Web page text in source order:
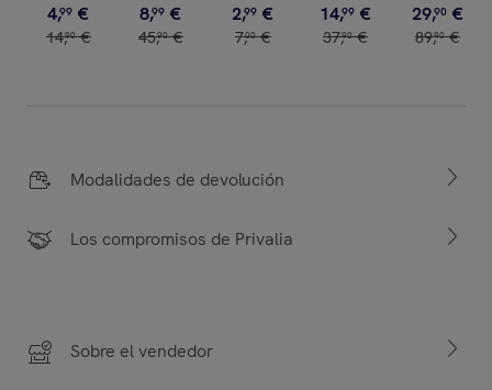
4,99 €
14,90 €
8,99 €
45,90 €
2,99 €
7,00 €
14,99 €
37,90 €
29,90 €
89,90 €
Modalidades de devolución
Los compromisos de Privalia
Sobre el vendedor